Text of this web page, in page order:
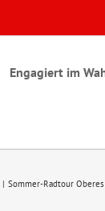
Engagiert im
Sommer-Radtour